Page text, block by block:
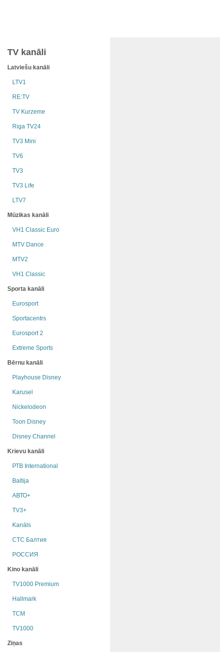
TV kanāli
Latviešu kanāli
LTV1
RE:TV
TV Kurzeme
Riga TV24
TV3 Mini
TV6
TV3
TV3 Life
LTV7
Mūzikas kanāli
VH1 Classic Euro
MTV Dance
MTV2
VH1 Classic
Sporta kanāli
Eurosport
Sportacentrs
Eurosport 2
Extreme Sports
Bērnu kanāli
Playhouse Disney
Karusel
Nickelodeon
Toon Disney
Disney Channel
Krievu kanāli
РТB International
Baltija
АВТО+
TV3+
Kanāls
СТС Балтия
РОССИЯ
Kino kanāli
TV1000 Premium
Hallmark
TCM
TV1000
Ziņas